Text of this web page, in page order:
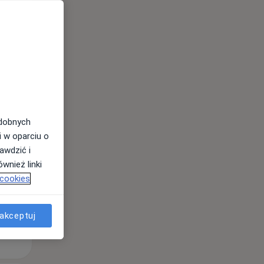
w oparciu o
i
linki